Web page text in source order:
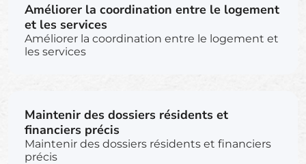
Améliorer la coordination entre le logement
et les services
Améliorer la coordination entre le logement et
les services
Maintenir des dossiers résidents et
financiers précis
Maintenir des dossiers résidents et financiers
précis